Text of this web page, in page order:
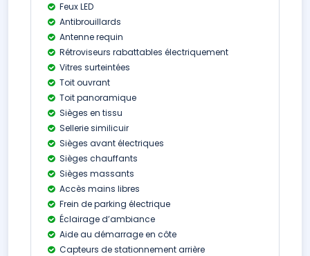
Feux LED
Antibrouillards
Antenne requin
Rétroviseurs rabattables électriquement
Vitres surteintées
Toit ouvrant
Toit panoramique
Sièges en tissu
Sellerie similicuir
Sièges avant électriques
Sièges chauffants
Sièges massants
Accès mains libres
Frein de parking électrique
Éclairage d’ambiance
Aide au démarrage en côte
Capteurs de stationnement arrière